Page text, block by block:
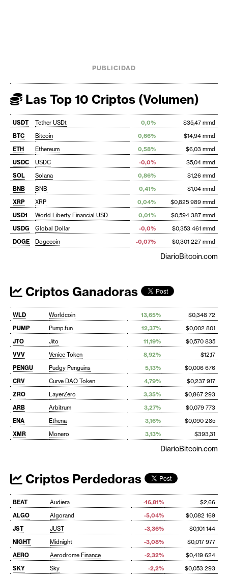
PUBLICIDAD
Las Top 10 Criptos (Volumen)
USDT Tether USDt 0,0%
$35,47 mmd
BTC
Bitcoin 0,66%
$14,94 mmd
ETH
Ethereum 0,58%
$6,03 mmd
USDC
USDC -0,0%
$5,04 mmd
SOL
Solana 0,86%
$1,26 mmd
BNB
BNB 0,41%
$1,04 mmd
XRP
XRP 0,04%
$0,825 989 mmd
USD1
World Liberty Financial USD 0,01%
$0,594 387 mmd
USDG
Global Dollar -0,0%
$0,353 461 mmd
DOGE
Dogecoin -0,07% $0,301 227 mmd
DiarioBitcoin.com
Criptos Ganadoras
WLD Worldcoin 13,65%
$0,348 72
PUMP
Pump.fun 12,37%
$0,002 801
JTO
Jito 11,19%
$0,570 835
VVV
Venice Token 8,92%
$12,17
PENGU
Pudgy Penguins 5,13%
$0,006 676
CRV
Curve DAO Token 4,79%
$0,237 917
ZRO
LayerZero 3,35%
$0,867 293
ARB
Arbitrum 3,27%
$0,079 773
ENA
Ethena 3,16%
$0,090 285
XMR
Monero 3,13% $393,31
DiarioBitcoin.com
Criptos Perdedoras
BEAT Audiera -16,81%
$2,66
ALGO
Algorand -5,04%
$0,082 169
JST
JUST -3,36%
$0,101 144
NIGHT
Midnight -3,08%
$0,017 977
AERO
Aerodrome Finance -2,32%
$0,419 624
SKY
Sky -2,2%
$0,053 293